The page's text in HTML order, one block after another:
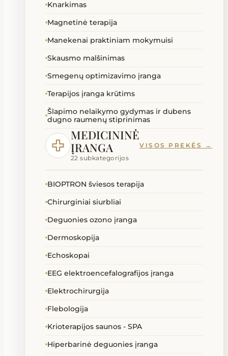
Knarkimas
Magnetinė terapija
Manekenai praktiniam mokymuisi
Skausmo malšinimas
Smegenų optimizavimo įranga
Terapijos įranga krūtims
Šlapimo nelaikymo gydymas ir dubens
dugno raumenų stiprinimas
MEDICININĖ
ĮRANGA
22 subkategorijos
VISOS PREKĖS →
BIOPTRON šviesos terapija
Chirurginiai siurbliai
Deguonies ozono įranga
Dermoskopija
Echoskopai
EEG elektroencefalografijos įranga
Elektrochirurgija
Flebologija
Krioterapijos saunos - SPA
Hiperbarinė deguonies įranga